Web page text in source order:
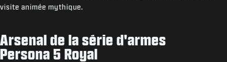
visite animée mythique.
Arsenal de la série d'armes
Persona 5 Royal